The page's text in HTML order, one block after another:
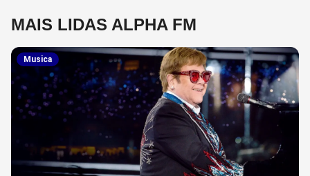
MAIS LIDAS ALPHA FM
Musica